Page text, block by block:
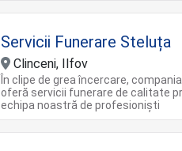
Servicii Funerare Steluța
Clinceni, Ilfov
În clipe de grea încercare,
oferă servicii funerare de calitate
echipa noastră de profesioniști